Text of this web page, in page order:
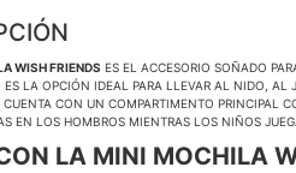
WISH FRIENDS ES EL ACCESORIO SOÑADO
ES LA OPCIÓN IDEAL PARA LLEVAR AL NIDO, AL
, CUENTA CON UN COMPARTIMENTO PRINCIPAL
EN LOS HOMBROS MIENTRAS LOS NIÑOS
LA MINI MOCHILA